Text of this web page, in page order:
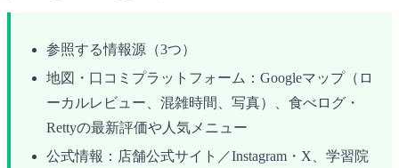
参照する情報源（3つ）
地図・口コミプラットフォーム：Googleマップ（ロ
ーカルレビュー、混雑時間、写真）、食べログ・
Rettyの最新評価や人気メニュー
公式情報：店舗公式サイト／Instagram・X、学習院